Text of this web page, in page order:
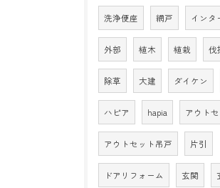
洗浄便座 網戸 インタ
外部 植木 植栽 伐
除草 大建 ダイケン
ハピア hapia アウト
アウトセット吊戸 片引
ドアリフォーム 玄関